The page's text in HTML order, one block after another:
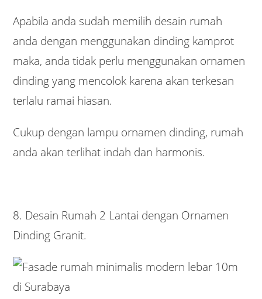
Apabila anda sudah memilih desain rumah
anda dengan menggunakan dinding kamprot
maka, anda tidak perlu menggunakan ornamen
dinding yang mencolok karena akan terkesan
terlalu ramai hiasan.
Cukup dengan lampu ornamen dinding, rumah
anda akan terlihat indah dan harmonis.
8. Desain Rumah 2 Lantai dengan Ornamen
Dinding Granit.